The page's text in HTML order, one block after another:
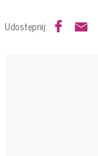
Udostępnij: